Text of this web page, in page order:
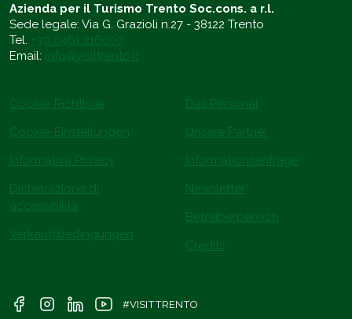
Azienda per il Turismo Trento Soc.cons. a r.l.
Sede legale: Via G. Grazioli n.27 - 38122 Trento
Tel. +39 0461 216000
Email: info@visittrento.it
Cookie-Richtlinie
Cookie-Einstellungen
Informativa Privacy
Dichiarazione di
accessibilità
Verkaufsbedingungen
Das Personal
Unsere Partner
Informationsanfrage
Newsletter
Betreiberbereich
Credits
#VISITTRENTO